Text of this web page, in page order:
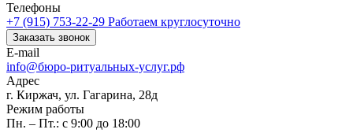
Телефоны
+7 (915) 753-22-29 Работаем круглосуточно
Заказать звонок
E-mail
info@бюро-ритуальных-услуг.рф
Адрес
г. Киржач, ул. Гагарина, 28д
Режим работы
Пн. – Пт.: с 9:00 до 18:00